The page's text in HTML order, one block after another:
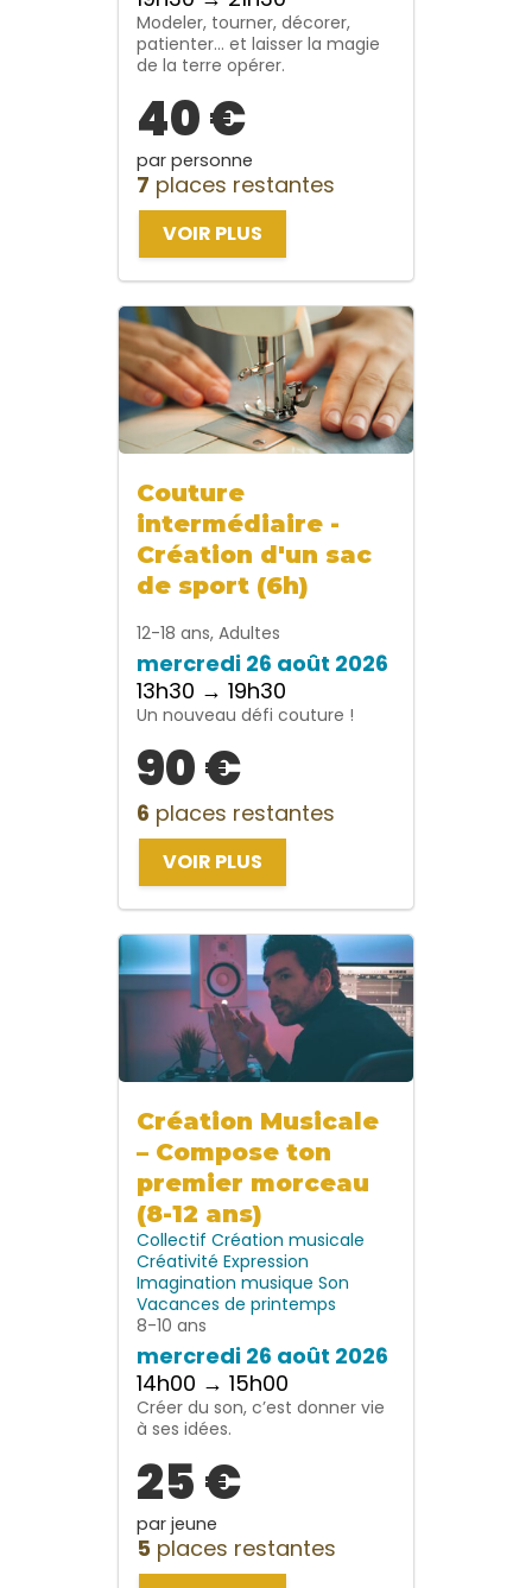
Modeler, tourner, décorer,
patienter… et laisser la magie
de la terre opérer.
40 €
par personne
7 places restantes
VOIR PLUS
Couture
intermédiaire -
Création d'un sac
de sport (6h)
12-18 ans, Adultes
mercredi 26 août 2026
13h30 → 19h30
Un nouveau défi couture !
90 €
6 places restantes
VOIR PLUS
Création Musicale
– Compose ton
premier morceau
(8-12 ans)
Collectif Création musicale
Créativité Expression
Imagination musique Son
Vacances de printemps
8-10 ans
mercredi 26 août 2026
14h00 → 15h00
Créer du son, c’est donner vie
à ses idées.
25 €
par jeune
5 places restantes